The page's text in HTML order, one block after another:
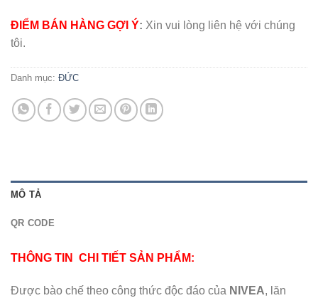
ĐIỂM BÁN HÀNG GỢI Ý: Xin vui lòng liên hệ với chúng
tôi.
Danh mục: ĐỨC
MÔ TẢ
QR CODE
THÔNG TIN CHI TIẾT SẢN PHẨM:
Được bào chế theo công thức độc đáo của NIVEA, lăn